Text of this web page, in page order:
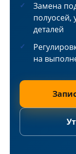
Замена
полуосей,
деталей
на